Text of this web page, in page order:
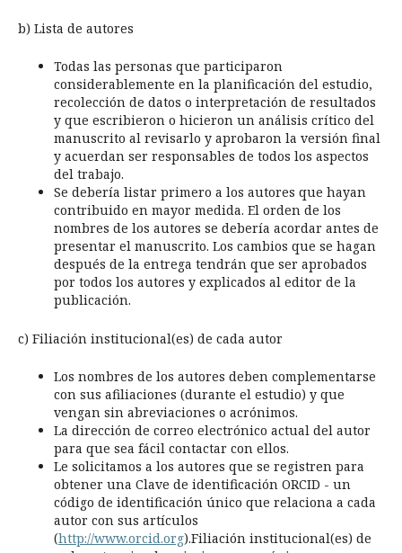
b) Lista de autores
Todas las personas que participaron
considerablemente en la planificación del estudio,
recolección de datos o interpretación de resultados
y que escribieron o hicieron un análisis crítico del
manuscrito al revisarlo y aprobaron la versión final
y acuerdan ser responsables de todos los aspectos
del trabajo.
Se debería listar primero a los autores que hayan
contribuido en mayor medida. El orden de los
nombres de los autores se debería acordar antes de
presentar el manuscrito. Los cambios que se hagan
después de la entrega tendrán que ser aprobados
por todos los autores y explicados al editor de la
publicación.
c) Filiación institucional(es) de cada autor
Los nombres de los autores deben complementarse
con sus afiliaciones (durante el estudio) y que
vengan sin abreviaciones o acrónimos.
La dirección de correo electrónico actual del autor
para que sea fácil contactar con ellos.
Le solicitamos a los autores que se registren para
obtener una Clave de identificación ORCID - un
código de identificación único que relaciona a cada
autor con sus artículos
(http://www.orcid.org).Filiación institucional(es) de